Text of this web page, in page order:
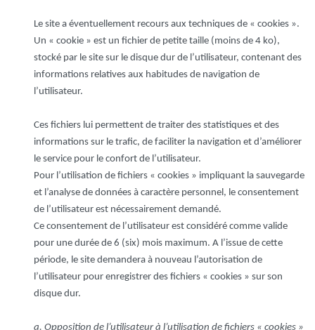
Le site a éventuellement recours aux techniques de « cookies ».
Un « cookie » est un fichier de petite taille (moins de 4 ko),
stocké par le site sur le disque dur de l’utilisateur, contenant des
informations relatives aux habitudes de navigation de
l’utilisateur.
Ces fichiers lui permettent de traiter des statistiques et des
informations sur le trafic, de faciliter la navigation et d’améliorer
le service pour le confort de l’utilisateur.
Pour l’utilisation de fichiers « cookies » impliquant la sauvegarde
et l’analyse de données à caractère personnel, le consentement
de l’utilisateur est nécessairement demandé.
Ce consentement de l’utilisateur est considéré comme valide
pour une durée de 6 (six) mois maximum. A l’issue de cette
période, le site demandera à nouveau l’autorisation de
l’utilisateur pour enregistrer des fichiers « cookies » sur son
disque dur.
a. Opposition de l’utilisateur à l’utilisation de fichiers « cookies »